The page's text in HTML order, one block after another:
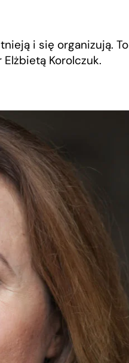
i się organizują. To
Elżbietą Korolczuk.